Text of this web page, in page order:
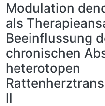
Modulation
als
Beeinflussung
chronischen
heterotopen
ll